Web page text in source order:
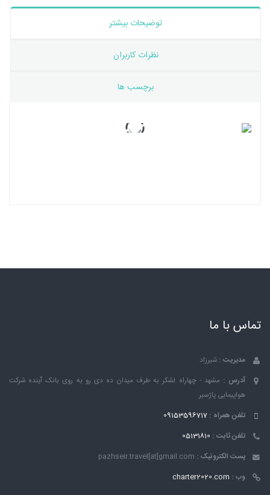
توضیحات بیشتر
نظرات کاربران
برچسب ها
تماس با ما
مدیریت : شیرزاد
آدرس : مشهد - چهاراه لشکر به طرف میدان ده دی رو به روی بانک ٱینده شرکت
هواپیمایی پاژسیر
تلفن همراه : 09153596717
تلفن ثابت : 05131810
پست الکترونیک : pazhseir.travel[at]gmail.com
وب : charter2020.com